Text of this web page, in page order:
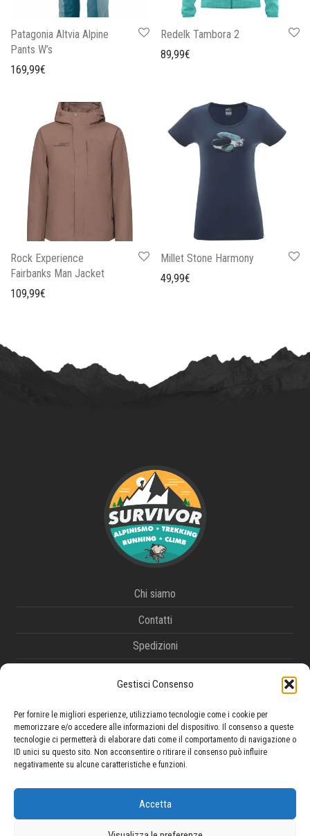
Gestisci Consenso
Per fornire le migliori esperienze, utilizziamo tecnologie come i cookie per
memorizzare e/o accedere alle informazioni del dispositivo. Il consenso a queste
tecnologie ci permetterà di elaborare dati come il comportamento di navigazione o
ID unici su questo sito. Non acconsentire o ritirare il consenso può influire
negativamente su alcune caratteristiche e funzioni.
Accetta
Patagonia Altvia Alpine
Pants W’s
169,99€
Redelk Tambora 2
89,99€
Rock Experience
Fairbanks Man Jacket
109,99€
Millet Stone Harmony
49,99€
Chi siamo
Contatti
Spedizioni
Diritto di recesso e reso
Tracciamento ordine
Cookie Policy